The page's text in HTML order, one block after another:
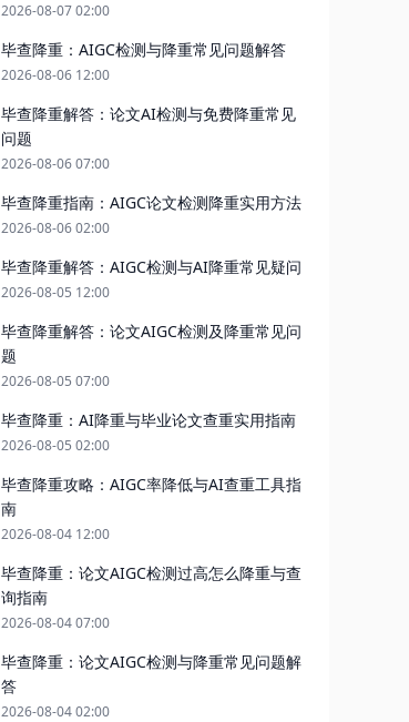
2026-08-07 02:00
毕查降重：AIGC检测与降重常见问题解答
2026-08-06 12:00
毕查降重解答：论文AI检测与免费降重常见
问题
2026-08-06 07:00
毕查降重指南：AIGC论文检测降重实用方法
2026-08-06 02:00
毕查降重解答：AIGC检测与AI降重常见疑问
2026-08-05 12:00
毕查降重解答：论文AIGC检测及降重常见问
题
2026-08-05 07:00
毕查降重：AI降重与毕业论文查重实用指南
2026-08-05 02:00
毕查降重攻略：AIGC率降低与AI查重工具指
南
2026-08-04 12:00
毕查降重：论文AIGC检测过高怎么降重与查
询指南
2026-08-04 07:00
毕查降重：论文AIGC检测与降重常见问题解
答
2026-08-04 02:00